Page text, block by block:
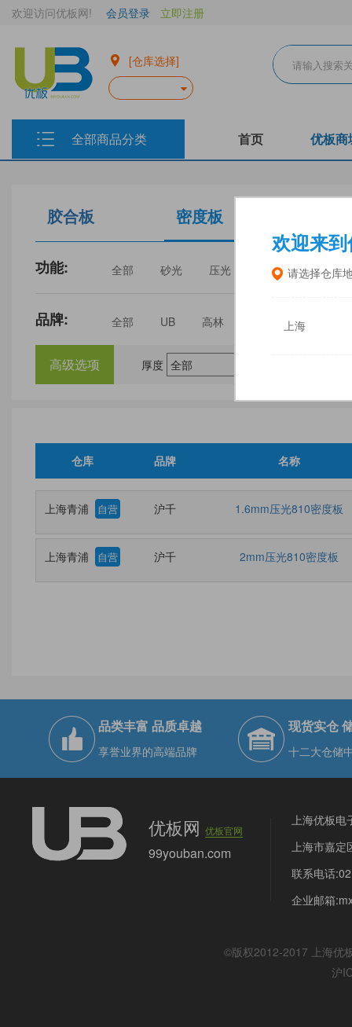
欢迎来到
请选择仓库
上海
欢迎访问优板网! 会员登录 立即注册
[仓库选择]
全部商品分类 首页 优板商
胶合板 密度板
功能: 全部 砂光 压光 家具 门板
品牌: 全部 UB 高林 中福
三威
建瓯福人
高级选项 厚度
仓库 品牌 名称
上海青浦 自营 沪千 1.6mm压光810密度板
上海青浦 自营 沪千 2mm压光810密度板
品类丰富 品质卓越
享誉业界的高端品牌
现货实仓
十二大仓储
优板网优板官网
99youban.com
上海优板电
上海市嘉定
联系电话
企业邮箱
©版权2012-2017 上海优
沪